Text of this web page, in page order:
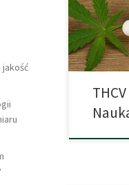
tętno.
silnych
[…]